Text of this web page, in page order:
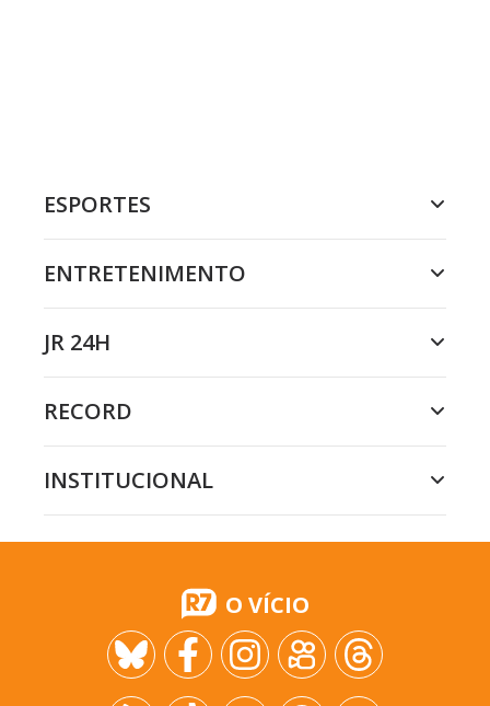
ESPORTES
ENTRETENIMENTO
JR 24H
RECORD
INSTITUCIONAL
O VÍCIO